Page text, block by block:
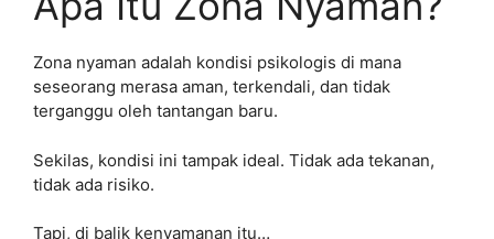
Zona nyaman adalah kondisi psikologis di mana
seseorang merasa aman, terkendali, dan tidak
terganggu oleh tantangan baru.
Sekilas, kondisi ini tampak ideal. Tidak ada tekanan,
tidak ada risiko.
Tapi, di balik kenyamanan itu…